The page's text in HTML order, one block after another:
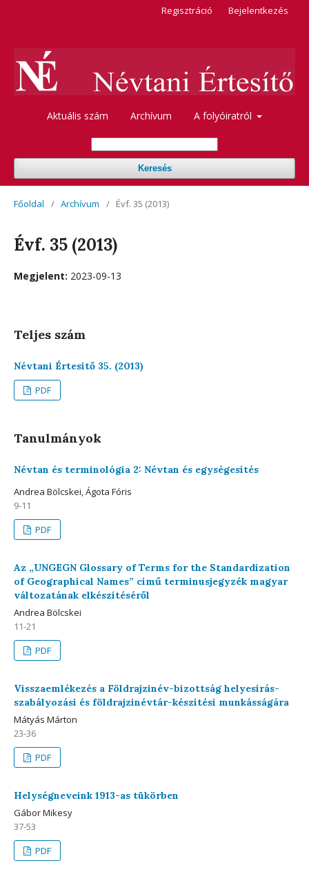
Aktuális szám Archívum A folyóiratról
Keresés
Regisztráció Bejelentkezés
Főoldal / Archívum / Évf. 35 (2013)
Évf. 35 (2013)
Megjelent: 2023-09-13
Teljes szám
Névtani Értesítő 35. (2013)
PDF
Tanulmányok
Névtan és terminológia 2: Névtan és egységesítés
Andrea Bölcskei, Ágota Fóris
9-11
PDF
Az „UNGEGN Glossary of Terms for the Standardization
of Geographical Names” című terminusjegyzék magyar
változatának elkészítéséről
Andrea Bölcskei
11-21
PDF
Visszaemlékezés a Földrajzinév-bizottság helyesírás-
szabályozási és földrajzinévtár-készítési munkásságára
Mátyás Márton
23-36
PDF
Helységneveink 1913-as tükörben
Gábor Mikesy
37-53
PDF